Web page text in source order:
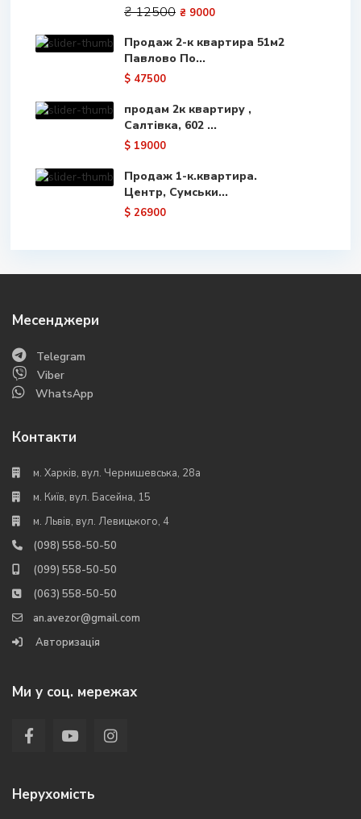
₴ 12500 ₴ 9000
Продаж 2-к квартира 51м2
Павлово По...
$ 47500
продам 2к квартиру ,
Салтівка, 602 ...
$ 19000
Продаж 1-к.квартира.
Центр, Сумськи...
$ 26900
Месенджери
Telegram
Viber
WhatsApp
Контакти
м. Харків, вул. Чернишевська, 28а
м. Київ, вул. Басейна, 15
м. Львів, вул. Левицького, 4
(098) 558-50-50
(099) 558-50-50
(063) 558-50-50
an.avezor@gmail.com
Авторизація
Ми у соц. мережах
Нерухомість